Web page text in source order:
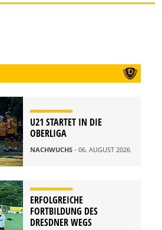
U21 STARTET IN DIE
OBERLIGA
NACHWUCHS - 06. AUGUST 2026
ERFOLGREICHE
FORTBILDUNG DES
DRESDNER WEGS